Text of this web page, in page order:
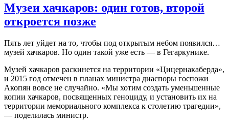
Музеи хачкаров: один готов, второй
откроется позже
Пять лет уйдет на то, чтобы под открытым небом появился…
музей хачкаров. Но один такой уже есть — в Гегаркунике.
Музей хачкаров раскинется на территории «Цицернакаберда»,
и 2015 год отмечен в планах министра диаспоры госпожи
Акопян вовсе не случайно. «Мы хотим создать уменьшенные
копии хачкаров, посвященных геноциду, и установить их на
территории мемориального комплекса к столетию трагедии»,
— поделилась министр.